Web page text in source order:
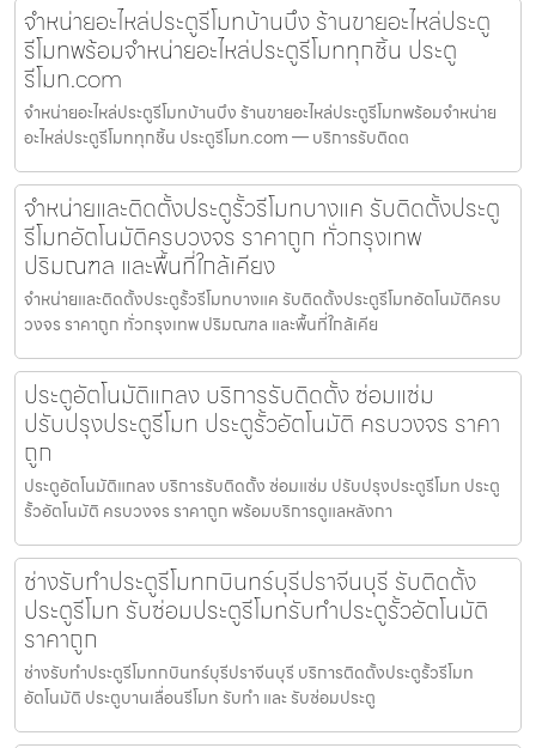
จำหน่ายอะไหล่ประตูรีโมทบ้านบึง ร้านขายอะไหล่ประตู
รีโมทพร้อมจำหน่ายอะไหล่ประตูรีโมททุกชิ้น ประตู
รีโมท.com
จำหน่ายอะไหล่ประตูรีโมทบ้านบึง ร้านขายอะไหล่ประตูรีโมทพร้อมจำหน่าย
อะไหล่ประตูรีโมททุกชิ้น ประตูรีโมท.com — บริการรับติดต
จำหน่ายและติดตั้งประตูรั้วรีโมทบางแค รับติดตั้งประตู
รีโมทอัตโนมัติครบวงจร ราคาถูก ทั่วกรุงเทพ
ปริมณฑล และพื้นที่ใกล้เคียง
จำหน่ายและติดตั้งประตูรั้วรีโมทบางแค รับติดตั้งประตูรีโมทอัตโนมัติครบ
วงจร ราคาถูก ทั่วกรุงเทพ ปริมณฑล และพื้นที่ใกล้เคีย
ประตูอัตโนมัติแกลง บริการรับติดตั้ง ซ่อมแซ่ม
ปรับปรุงประตูรีโมท ประตูรั้วอัตโนมัติ ครบวงจร ราคา
ถูก
ประตูอัตโนมัติแกลง บริการรับติดตั้ง ซ่อมแซ่ม ปรับปรุงประตูรีโมท ประตู
รั้วอัตโนมัติ ครบวงจร ราคาถูก พร้อมบริการดูแลหลังกา
ช่างรับทำประตูรีโมทกบินทร์บุรีปราจีนบุรี รับติดตั้ง
ประตูรีโมท รับซ่อมประตูรีโมทรับทำประตูรั้วอัตโนมัติ
ราคาถูก
ช่างรับทำประตูรีโมทกบินทร์บุรีปราจีนบุรี บริการติดตั้งประตูรั้วรีโมท
อัตโนมัติ ประตูบานเลื่อนรีโมท รับทำ และ รับซ่อมประตู